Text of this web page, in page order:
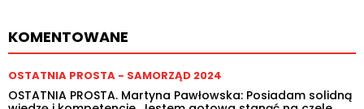
KOMENTOWANE
OSTATNIA PROSTA - SAMORZĄD 2024
OSTATNIA PROSTA. Martyna Pawłowska: Posiadam solidną